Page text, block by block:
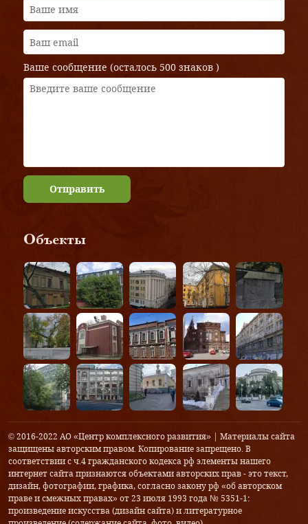
Ваше сообщение (осталось 500 знаков )
Отправить
Объекты
© 2016-2022 АО «Центр комплексного развития» | Материалы сайта
защищены авторским правом. Копирование запрещено. В
соответствии с ч.4 гражданского кодекса рф элементы нашего
интернет сайта признаются объектами авторских прав - это текст,
дизайн, фотографии, графика, согласно закону рф «об авторском
праве и смежных правах» от 23 июля 1993 года № 5351-1:
произведение искусства (дизайн сайта) и литературное